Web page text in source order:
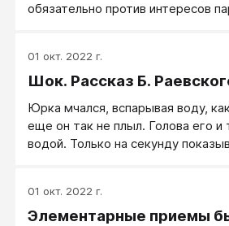
обязательно против интересов
01 окт. 2022 г.
Шок. Рассказ Б.
Юрка мчался, вспарывая воду,
еще он так не плыл. Голова его и
водой. Только на секунду
01 окт. 2022 г.
Элементарные приемы